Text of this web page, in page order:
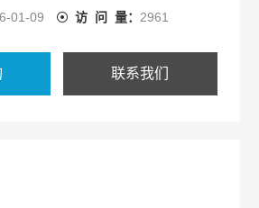
01-09 访 问 量： 2961
联系我们